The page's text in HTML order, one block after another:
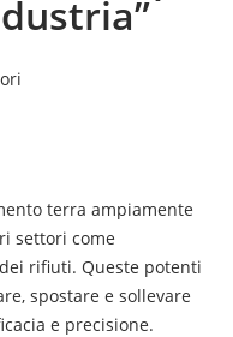
terra ampiamente
settori come
rifiuti. Queste potenti
spostare e sollevare
e precisione.